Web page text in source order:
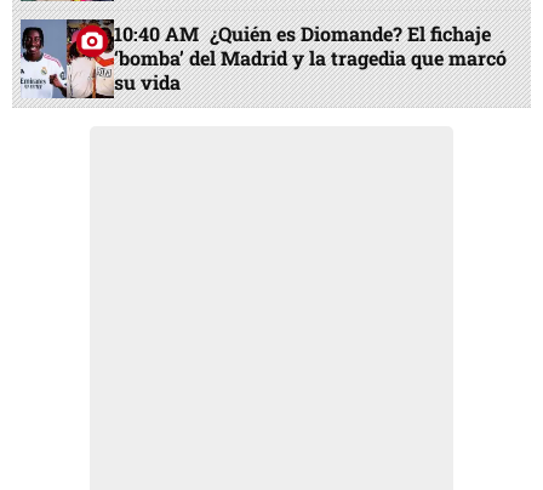
10:40 AM ¿Quién es Diomande? El fichaje
‘bomba’ del Madrid y la tragedia que marcó
su vida